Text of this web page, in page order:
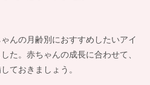
んの月齢別におすすめしたいアイ
た。赤ちゃんの成長に合わせて、
ておきましょう。